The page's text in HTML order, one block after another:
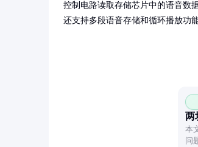
控制电路读取存储芯片中的语音数
还支持多段语音存储和循环播放功
两
本
问